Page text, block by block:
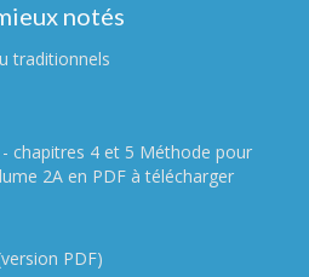
notés
traditionnels
chapitres 4 et 5 Méthode pour
2A en PDF à télécharger
PDF)